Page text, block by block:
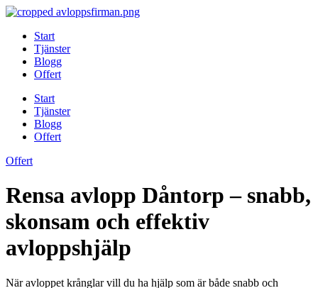
Skip
contentStart
Tjänster
Blogg
Offert
Start
Tjänster
Blogg
Offert
Offert
Rensa avlopp Dåntorp – snabb,
skonsam och effektiv
avloppshjälp
När avloppet krånglar vill du ha hjälp som är både snabb och